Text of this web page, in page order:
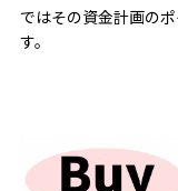
ではその資金計画の
す。